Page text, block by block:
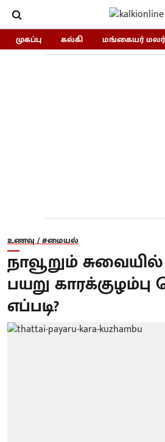
முகப்பு கல்கி மங்கையர் மலர்
உணவு / சமையல்
நாவூறும்
பயறு காரக்குழம்பு
எப்படி?